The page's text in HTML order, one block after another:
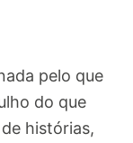
pelo que
do que
histórias,